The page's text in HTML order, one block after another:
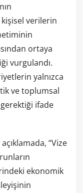
kişisel verilerin
ortaya
vurgulandı.
yalnızca
ve toplumsal
ifade
“Vize
ekonomik